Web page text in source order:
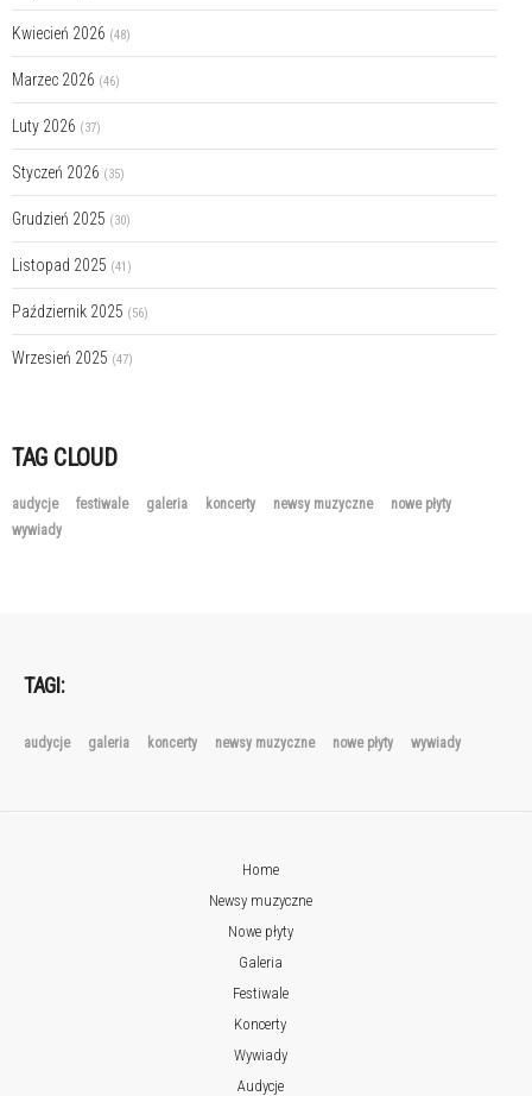
Kwiecień 2026 (48)
Marzec 2026 (46)
Luty 2026 (37)
Styczeń 2026 (35)
Grudzień 2025 (30)
Listopad 2025 (41)
Październik 2025 (56)
Wrzesień 2025 (47)
TAG CLOUD
audycje festiwale galeria koncerty newsy muzyczne
nowe płyty
wywiady
TAGI:
audycje galeria koncerty newsy muzyczne nowe płyty wywiady
Home
Newsy muzyczne
Nowe płyty
Galeria
Festiwale
Koncerty
Wywiady
Audycje